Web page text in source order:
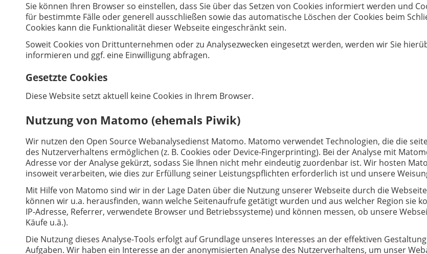
Sie können Ihren Browser so einstellen, dass Sie über das Setzen von Cookies informiert werden und
für bestimmte Fälle oder generell ausschließen sowie das automatische Löschen der Cookies beim
Cookies kann die Funktionalität dieser Webseite eingeschränkt sein.
Soweit Cookies von Drittunternehmen oder zu Analysezwecken eingesetzt werden, werden wir Sie
informieren und ggf. eine Einwilligung abfragen.
Gesetzte Cookies
Diese Website setzt aktuell keine Cookies in Ihrem Browser.
Nutzung von Matomo (ehemals Piwik)
Wir nutzen den Open Source Webanalysedienst Matomo. Matomo verwendet Technologien, die die
des Nutzerverhaltens ermöglichen (z. B. Cookies oder Device-Fingerprinting). Bei der Analyse mit
Adresse vor der Analyse gekürzt, sodass Sie Ihnen nicht mehr eindeutig zuordenbar ist. Wir hosten
insoweit verarbeiten, wie dies zur Erfüllung seiner Leistungspflichten erforderlich ist und unsere
Mit Hilfe von Matomo sind wir in der Lage Daten über die Nutzung unserer Webseite durch die
können wir u.a. herausfinden, wann welche Seitenaufrufe getätigt wurden und aus welcher Region sie
IP-Adresse, Referrer, verwendete Browser und Betriebssysteme) und können messen, ob unsere
Käufe u.ä.).
Die Nutzung dieses Analyse-Tools erfolgt auf Grundlage unseres Interesses an der effektiven
Aufgaben. Wir haben ein Interesse an der anonymisierten Analyse des Nutzerverhaltens, um unser